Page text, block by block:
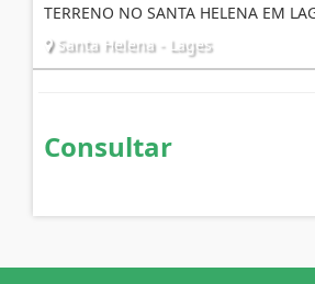
TERRENO NO SANTA HELENA EM
Santa Helena - Lages
Consultar